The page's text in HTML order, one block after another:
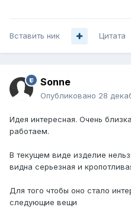
Вставить ник Цитата
Sonne
Опубликовано 28
Идея интересная. Очень
работаем.
В текущем виде изделие
видна серьезная и
Для того чтобы оно стало
следующие вещи